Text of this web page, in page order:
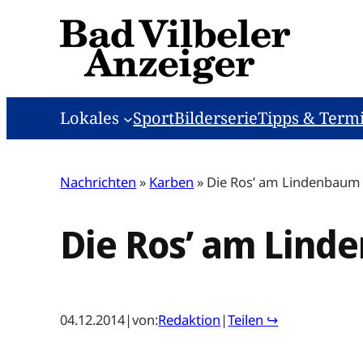
Lokales SportBilderserieTipps &
Nachrichten » Karben » Die Ros’ am Lindenbaum
Die Ros’ am
04.12.2014|von:Redaktion |Teilen ↪